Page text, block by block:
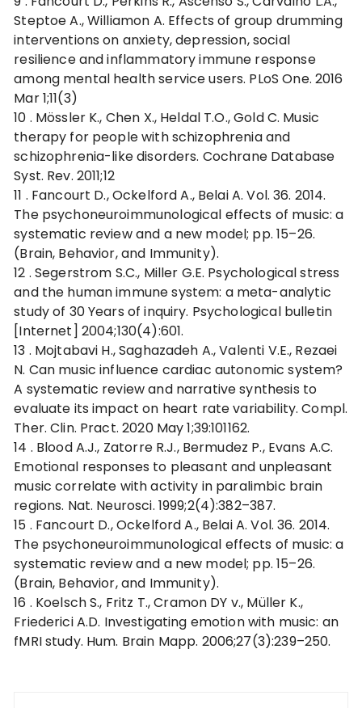
Steptoe A., Williamon A. Effects of group drumming
interventions on anxiety, depression, social
resilience and inflammatory immune response
among mental health service users. PLoS One. 2016
Mar 1;11(3)
10 . Mössler K., Chen X., Heldal T.O., Gold C. Music
therapy for people with schizophrenia and
schizophrenia-like disorders. Cochrane Database
Syst. Rev. 2011;12
11 . Fancourt D., Ockelford A., Belai A. Vol. 36. 2014.
The psychoneuroimmunological effects of music: a
systematic review and a new model; pp. 15–26.
(Brain, Behavior, and Immunity).
12 . Segerstrom S.C., Miller G.E. Psychological stress
and the human immune system: a meta-analytic
study of 30 Years of inquiry. Psychological bulletin
[Internet] 2004;130(4):601.
13 . Mojtabavi H., Saghazadeh A., Valenti V.E., Rezaei
N. Can music influence cardiac autonomic system?
A systematic review and narrative synthesis to
evaluate its impact on heart rate variability. Compl.
Ther. Clin. Pract. 2020 May 1;39:101162.
14 . Blood A.J., Zatorre R.J., Bermudez P., Evans A.C.
Emotional responses to pleasant and unpleasant
music correlate with activity in paralimbic brain
regions. Nat. Neurosci. 1999;2(4):382–387.
15 . Fancourt D., Ockelford A., Belai A. Vol. 36. 2014.
The psychoneuroimmunological effects of music: a
systematic review and a new model; pp. 15–26.
(Brain, Behavior, and Immunity).
16 . Koelsch S., Fritz T., Cramon DY v., Müller K.,
Friederici A.D. Investigating emotion with music: an
fMRI study. Hum. Brain Mapp. 2006;27(3):239–250.